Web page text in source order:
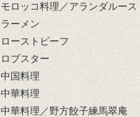
モロッコ料理／アランダルース
ラーメン
ローストビーフ
ロブスター
中国料理
中華料理
中華料理／野方餃子練馬翠庵